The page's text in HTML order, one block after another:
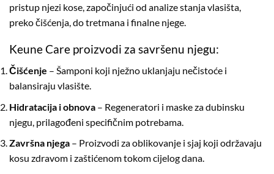
pristup njezi kose, započinjući od analize stanja vlasišta,
preko čišćenja, do tretmana i finalne njege.
Keune Care proizvodi za savršenu njegu:
Čišćenje – Šamponi koji nježno uklanjaju nečistoće i
balansiraju vlasište.
Hidratacija i obnova – Regeneratori i maske za dubinsku
njegu, prilagođeni specifičnim potrebama.
Završna njega – Proizvodi za oblikovanje i sjaj koji održavaju
kosu zdravom i zaštićenom tokom cijelog dana.